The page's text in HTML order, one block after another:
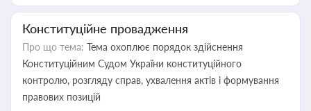
Конституційне провадження
Про що тема: Тема охоплює порядок здійснення
Конституційним Судом України конституційного
контролю, розгляду справ, ухвалення актів і формування
правових позицій